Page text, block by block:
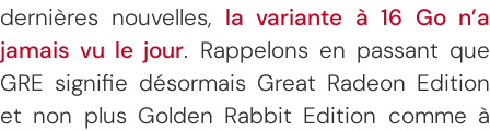
dernières nouvelles, la variante à 16 Go n’a
jamais vu le jour. Rappelons en passant que
GRE signifie désormais Great Radeon Edition
et non plus Golden Rabbit Edition comme à